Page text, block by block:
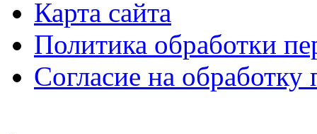
Карта сайта
Политика обработки
Согласие на